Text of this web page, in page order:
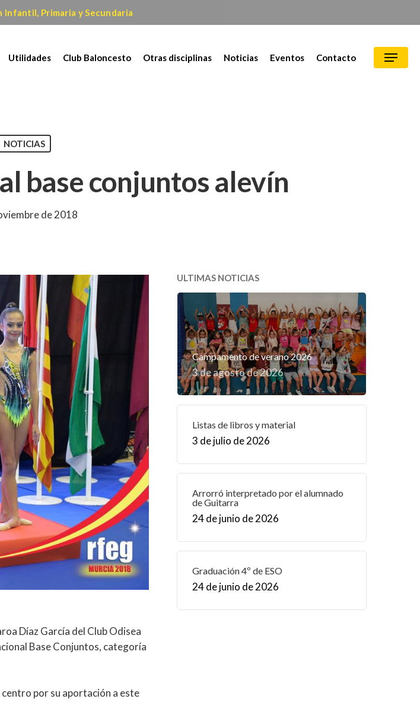
Infantil, Primaria y Secundaria
Utilidades Club Baloncesto Otras disciplinas Noticias Eventos Contacto
NOTICIAS
base conjuntos alevín
de 2018
Díaz García del Club Odisea
Base Conjuntos, categoría
por su aportación a este
ULTIMAS NOTICIAS
Campamento de verano 2026
3 de agosto de 2026
Listas de libros y material
3 de julio de 2026
Arrorró interpretado por el alumnado
de Guitarra
24 de junio de 2026
Graduación 4º de ESO
24 de junio de 2026